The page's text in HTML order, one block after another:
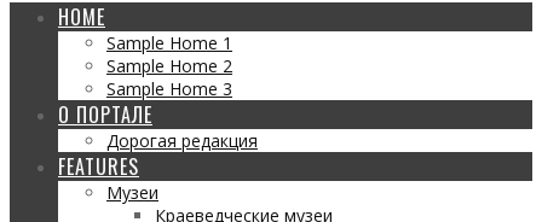
HOME
Sample Home 1
Sample Home 2
Sample Home 3
О ПОРТАЛЕ
Дорогая редакция
FEATURES
Музеи
Краеведческие музеи